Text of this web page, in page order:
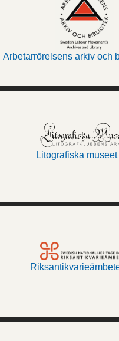
Arbetarrörelsens arkiv och
Litografiska museet